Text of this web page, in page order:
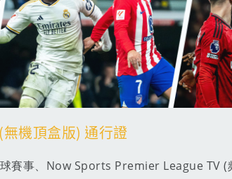
機頂盒版) 通行證
賽事、Now Sports Premier League TV (